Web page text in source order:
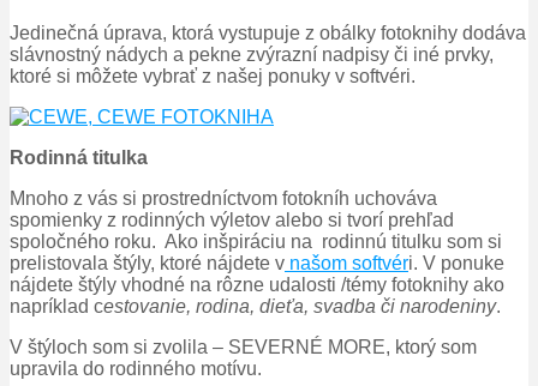
Jedinečná úprava, ktorá vystupuje z obálky fotoknihy dodáva
slávnostný nádych a pekne zvýrazní nadpisy či iné prvky,
ktoré si môžete vybrať z našej ponuky v softvéri.
Rodinná titulka
Mnoho z vás si prostredníctvom fotokníh uchováva
spomienky z rodinných výletov alebo si tvorí prehľad
spoločného roku. Ako inšpiráciu na rodinnú titulku som si
prelistovala štýly, ktoré nájdete v našom softvéri. V ponuke
nájdete štýly vhodné na rôzne udalosti /témy fotoknihy ako
napríklad cestovanie, rodina, dieťa, svadba či narodeniny.
V štýloch som si zvolila – SEVERNÉ MORE, ktorý som
upravila do rodinného motívu.